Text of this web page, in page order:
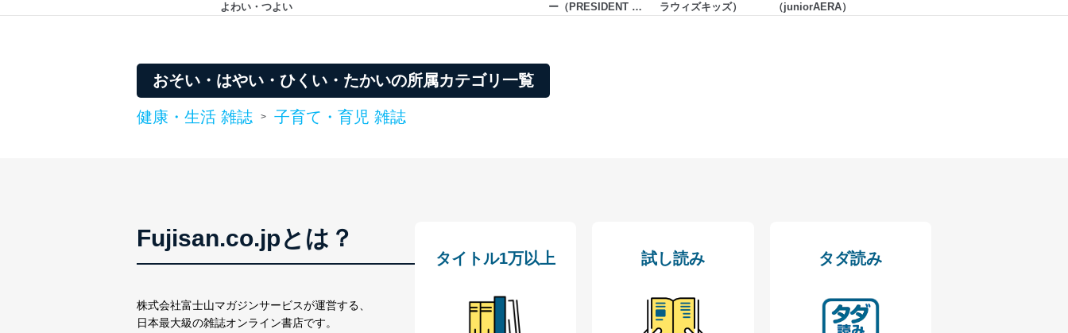
よわい・つよい
ー（PRESIDENT
ラウィズキッズ）
（juniorAERA）
おそい・はやい・ひくい・たかいの所属カテゴリ一覧
健康・生活 雑誌 > 子育て・育児 雑誌
Fujisan.co.jpとは？
株式会社富士山マガジンサービスが運営する、
日本最大級の雑誌オンライン書店です。
タイトル1万以上 試し読み タダ読み